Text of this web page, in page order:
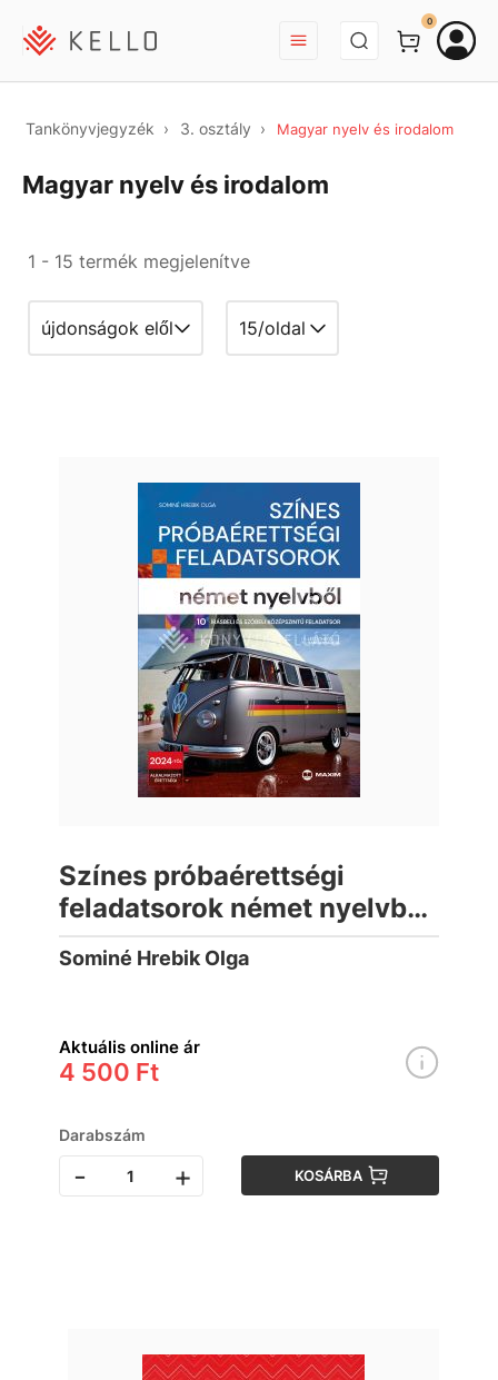
BEJELENTKEZÉS
0
Tankönyvjegyzék 3. osztály Magyar nyelv és irodalom
Magyar nyelv és irodalom
1 - 15 termék megjelenítve
Színes próbaérettségi
feladatsorok német nyelvből
(10 írásbeli és szóbeli
középszintű feladatsor) -
Sominé Hrebik Olga
Aktuális online ár
4 500 Ft
Darabszám
- + KOSÁRBA